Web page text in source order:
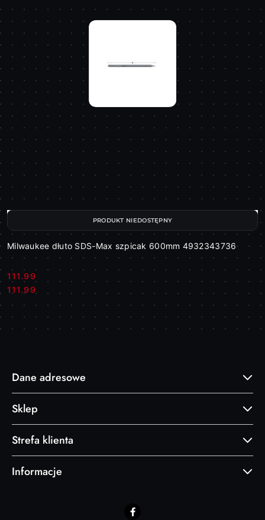
Milwaukee dłuto SDS-Max szpicak 600mm 4932343736
Cena:
111.99
Cena:
111.99
PRODUKT NIEDOSTĘPNY
Dane adresowe
Sklep
Strefa klienta
Informacje